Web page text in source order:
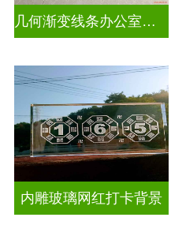
几何渐变线条办公室渐变装饰玻璃
内雕玻璃网红打卡背景